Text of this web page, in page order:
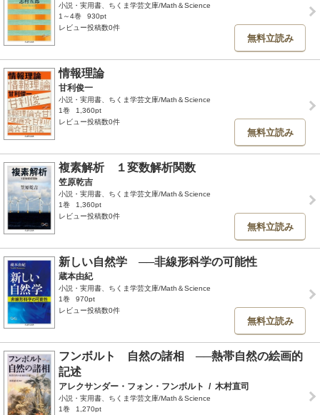
小説・実用書、ちくま学芸文庫/Math＆Science
1～4巻
930pt
レビュー投稿数0件
無料立読み
情報理論
甘利俊一
小説・実用書、ちくま学芸文庫/Math＆Science
1巻
1,360pt
レビュー投稿数0件
無料立読み
複素解析 １変数解析関数
笠原乾吉
小説・実用書、ちくま学芸文庫/Math＆Science
1巻
1,360pt
レビュー投稿数0件
無料立読み
新しい自然学 ──非線形科学の可能性
蔵本由紀
小説・実用書、ちくま学芸文庫/Math＆Science
1巻
970pt
レビュー投稿数0件
無料立読み
フンボルト 自然の諸相 ──熱帯自然の絵画的
記述
アレクサンダー・フォン・フンボルト / 木村直司
小説・実用書、ちくま学芸文庫/Math＆Science
1巻
1,270pt